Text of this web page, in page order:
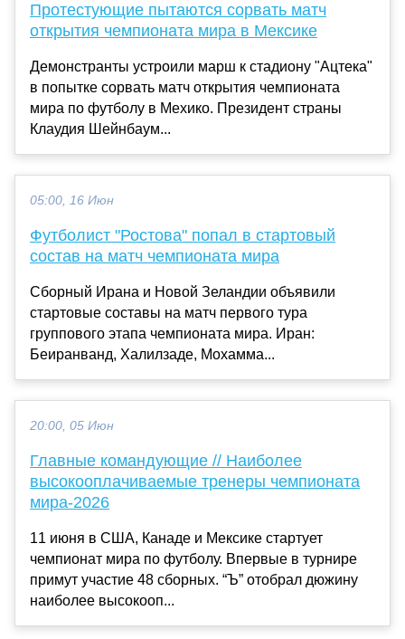
Протестующие пытаются сорвать матч
открытия чемпионата мира в Мексике
Демонстранты устроили марш к стадиону "Ацтека"
в попытке сорвать матч открытия чемпионата
мира по футболу в Мехико. Президент страны
Клаудия Шейнбаум...
05:00, 16 Июн
Футболист "Ростова" попал в стартовый
состав на матч чемпионата мира
Сборный Ирана и Новой Зеландии объявили
стартовые составы на матч первого тура
группового этапа чемпионата мира. Иран:
Беиранванд, Халилзаде, Мохамма...
20:00, 05 Июн
Главные командующие // Наиболее
высокооплачиваемые тренеры чемпионата
мира-2026
11 июня в США, Канаде и Мексике стартует
чемпионат мира по футболу. Впервые в турнире
примут участие 48 сборных. “Ъ” отобрал дюжину
наиболее высокооп...